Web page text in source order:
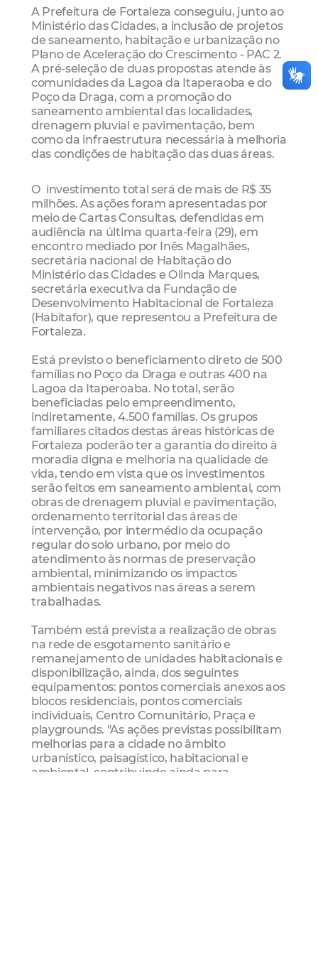
A Prefeitura de Fortaleza conseguiu, junto ao
Ministério das Cidades, a inclusão de projetos
de saneamento, habitação e urbanização no
Plano de Aceleração do Crescimento - PAC 2.
A pré-seleção de duas propostas atende às
comunidades da Lagoa da Itaperaoba e do
Poço da Draga, com a promoção do
saneamento ambiental das localidades,
drenagem pluvial e pavimentação, bem
como da infraestrutura necessária à melhoria
das condições de habitação das duas áreas.
O investimento total será de mais de R$ 35
milhões. As ações foram apresentadas por
meio de Cartas Consultas, defendidas em
audiência na última quarta-feira (29), em
encontro mediado por Inês Magalhães,
secretária nacional de Habitação do
Ministério das Cidades e Olinda Marques,
secretária executiva da Fundação de
Desenvolvimento Habitacional de Fortaleza
(Habitafor), que representou a Prefeitura de
Fortaleza.
Está previsto o beneficiamento direto de 500
famílias no Poço da Draga e outras 400 na
Lagoa da Itaperoaba. No total, serão
beneficiadas pelo empreendimento,
indiretamente, 4.500 famílias. Os grupos
familiares citados destas áreas históricas de
Fortaleza poderão ter a garantia do direito à
moradia digna e melhoria na qualidade de
vida, tendo em vista que os investimentos
serão feitos em saneamento ambiental, com
obras de drenagem pluvial e pavimentação,
ordenamento territorial das áreas de
intervenção, por intermédio da ocupação
regular do solo urbano, por meio do
atendimento às normas de preservação
ambiental, minimizando os impactos
ambientais negativos nas áreas a serem
trabalhadas.
Também está prevista a realização de obras
na rede de esgotamento sanitário e
remanejamento de unidades habitacionais e
disponibilização, ainda, dos seguintes
equipamentos: pontos comerciais anexos aos
blocos residenciais, pontos comerciais
individuais, Centro Comunitário, Praça e
playgrounds. "As ações previstas possibilitam
melhorias para a cidade no âmbito
urbanístico, paisagístico, habitacional e
ambiental, contribuindo ainda para